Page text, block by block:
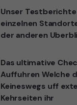
Unser
einzelnen
der anderen
Das ultimative
Auffuhren Welche
Keineswegs uff
Kehrseiten ihr